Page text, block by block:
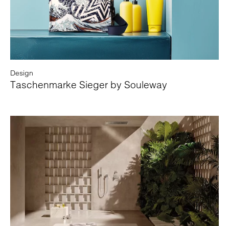
Design
Taschenmarke Sieger by Souleway